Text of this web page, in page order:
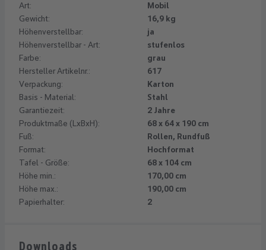
Art:
Mobil
Gewicht:
16,9 kg
Höhenverstellbar:
ja
Höhenverstellbar - Art:
stufenlos
Farbe:
grau
Hersteller Artikelnr.:
617
Verpackung:
Karton
Basis - Material:
Stahl
Garantiezeit:
2 Jahre
Produktmaße (LxBxH):
68 x 64 x 190 cm
Fuß:
Rollen, Rundfuß
Format:
Hochformat
Tafel - Größe:
68 x 104 cm
Höhe min.:
170,00 cm
Höhe max.:
190,00 cm
Papierhalter:
2
Downloads